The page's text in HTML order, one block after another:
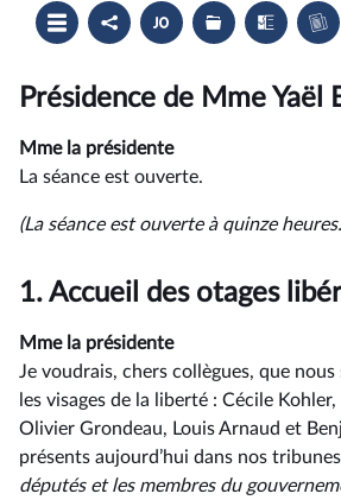
Ouvrir
le
sommaire
Partager
le
compte
Accéder
au
document
du
compte
Les
dossiers
législatifs
Les
textes
examinés
au
cahier
Présidence de Mme Yaël
Mme la présidente
La séance est ouverte.
(La séance est ouverte à quinze
1. Accueil des otages
Mme la présidente
Je voudrais, chers collègues, que
les visages de la liberté : Cécile
Olivier Grondeau, Louis Arnaud et
présents aujourd’hui dans nos
députés et les membres du